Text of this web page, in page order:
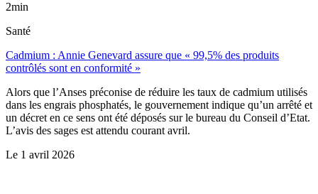
2min
Santé
Cadmium : Annie Genevard assure que « 99,5% des produits
contrôlés sont en conformité »
Alors que l’Anses préconise de réduire les taux de cadmium utilisés
dans les engrais phosphatés, le gouvernement indique qu’un arrêté et
un décret en ce sens ont été déposés sur le bureau du Conseil d’Etat.
L’avis des sages est attendu courant avril.
Le 1 avril 2026